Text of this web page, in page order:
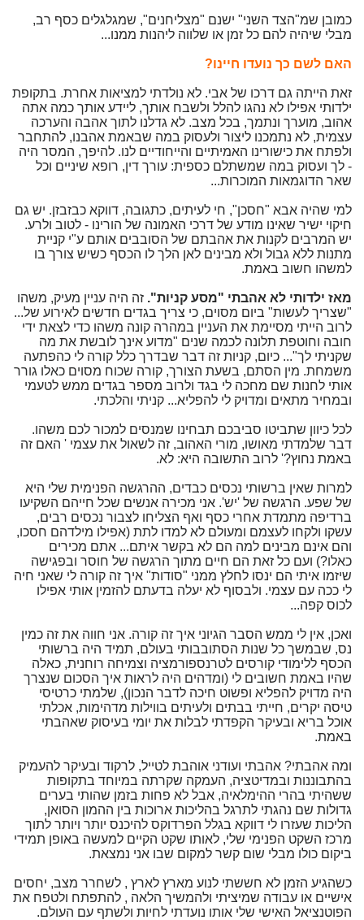
כמובן שמ"הצד השני" ישנם "מצליחנים", שמגלגלים כסף רב,
מבלי שיהיה להם כל זמן או שלווה ליהנות ממנו...
האם לשם כך נועדו חיינו?
זאת הייתה גם דרכו של אבי. לא נולדתי למציאות אחרת. בתקופת
ילדותי אפילו לא נהגו להלל ולשבח אותך, ליידע אותך כמה אתה
אהוב, מוערך ונתמך, בכל מצב. לא גדלנו לתוך אהבה והערכה
עצמית, לא נתמכנו ליצור ולעסוק במה שבאמת אהבנו, להתחבר
ולפתח את כישורינו האמיתיים והייחודיים לנו. להיפך, המסר היה
- לך ועסוק במה שמשתלם כספית: עורך דין, רופא שיניים וכל
שאר הדוגמאות המוכרות...
למי שהיה אבא "חסכן", חי לעיתים, כתגובה, דווקא כבזבזן. יש גם
חיקוי ישיר שאינו מודע של דרכי האמונה של הורינו - לטוב ולרע.
יש המרבים לקנות את אהבתם של הסובבים אותם ע"י קניית
מתנות ללא גבול ולא מבינים לאן הלך לו הכסף כשיש צורך בו
למשהו חשוב באמת.
מאז ילדותי לא אהבתי "מסע קניות". זה היה עניין מעיק, משהו
"שצריך לעשות" ביום מסוים, כי צריך בגדים חדשים לאירוע של...
לרוב הייתי מסיימת את העניין במהרה קונה משהו כדי לצאת ידי
חובה וחוטפת תלונה לכמה שנים "מדוע אינך לובשת את מה
שקניתי לך"... כיום, קניות זה דבר שבדרך כלל קורה לי כהפתעה
משמחת. מין הסתם, בשעת הצורך, קורה שכוח מסוים כאלו גורר
אותי לחנות שם מחכה לי בגד ולרוב מספר בגדים ממש לטעמי
ובמחיר מתאים ומדויק לי להפליא... קניתי והלכתי.
לכל כיוון שתביטו סביבכם תבחינו שמנסים למכור לכם משהו.
דבר שלמדתי מאושו, מורי האהוב, זה לשאול את עצמי ' האם זה
באמת נחוץ?' לרוב התשובה היא: לא.
למרות שאין ברשותי נכסים כבדים, ההרגשה הפנימית שלי היא
של שפע. הרגשה של 'יש'. אני מכירה אנשים שכל חייהם השקיעו
ברדיפה מתמדת אחרי כסף ואף הצליחו לצבור נכסים רבים,
עשקו ולקחו לעצמם ומעולם לא למדו לתת (אפילו מילדהם חסכו,
והם אינם מבינים למה הם לא בקשר איתם... אתם מכירים
כאלו?) ועם כל זאת הם חיים מתוך הרגשה של חוסר ובפגישה
שיזמו איתי הם ינסו לחלץ ממני "סודות" איך זה קורה לי שאני חיה
לי ככה עם עצמי. ולבסוף לא יעלה בדעתם להזמין אותי אפילו
לכוס קפה...
ואכן, אין לי ממש הסבר הגיוני איך זה קורה. אני חווה את זה כמין
נס, שבמשך כל שנות הסתובבותי בעולם, תמיד היה ברשותי
הכסף ללימודי קורסים לטרנספורמציה וצמיחה רוחנית, כאלה
שהיו באמת חשובים לי (ומדהים היה לראות איך הסכום שנצרך
היה מדויק להפליא ופשוט חיכה לדבר הנכון), שלמתי כרטיסי
טיסה יקרים, חייתי בבתים ולעיתים בווילות מדהימות, אכלתי
אוכל בריא ובעיקר הקפדתי לבלות את יומי בעיסוק שאהבתי
באמת.
ומה אהבתי? אהבתי ועודני אוהבת לטייל, לרקוד ובעיקר להעמיק
בהתבוננות ובמדיטציה, העמקה שקרתה במיוחד בתקופות
ששהיתי בהרי ההימלאיה, אבל לא פחות בזמן שהותי בערים
גדולות שם נהגתי לתרגל בהליכות ארוכות בין ההמון הסואן,
הליכות שעזרו לי דווקא בגלל הפרדוקס להיכנס יותר ויותר לתוך
מרכז השקט הפנימי שלי, לאותו שקט הקיים למעשה באופן תמידי
ביקום כולו מבלי שום קשר למקום שבו אני נמצאת.
כשהגיע הזמן לא חששתי לנוע מארץ לארץ , לשחרר מצב, יחסים
אישיים או עבודה שמיציתי ולהמשיך הלאה , להתפתח ולטפח את
הפוטנציאל האישי שלי אותו נועדתי לחיות ולשתף עם העולם.